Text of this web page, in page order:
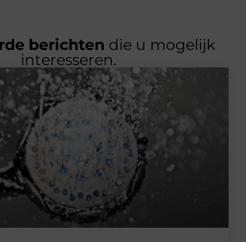
berichten die u mogelijk
interesseren.